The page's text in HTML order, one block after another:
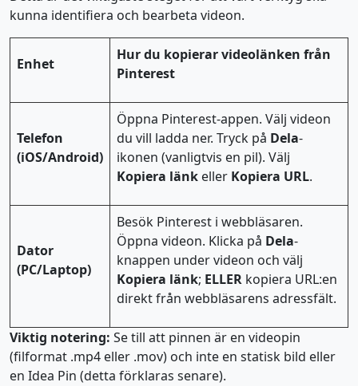
kunna identifiera och bearbeta videon.
Enhet
Hur du kopierar videolänken från
Pinterest
Telefon
(iOS/Android)
Öppna Pinterest-appen. Välj videon
du vill ladda ner. Tryck på Dela-
ikonen (vanligtvis en pil). Välj
Kopiera länk eller Kopiera URL.
Dator
(PC/Laptop)
Besök Pinterest i webbläsaren.
Öppna videon. Klicka på Dela-
knappen under videon och välj
Kopiera länk; ELLER kopiera URL:en
direkt från webbläsarens adressfält.
Viktig notering: Se till att pinnen är en videopin
(filformat .mp4 eller .mov) och inte en statisk bild eller
en Idea Pin (detta förklaras senare).